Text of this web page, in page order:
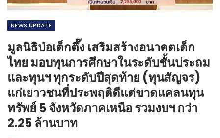
NEWS​ UPDATE
มูลนิธิป่อเต็กตึ๊ง เสริมสร้างอนาคตเด็ก
ไทย มอบทุนการศึกษาในระดับชั้นประถม
และทุนฯ ทุกระดับปีสุดท้าย (ทุนสัญจร)
แก่เยาวชนที่ประพฤติดีแต่ขาดแคลนทุน
ทรัพย์ 5 จังหวัดภาคเหนือ รวมงบฯ กว่า
2.25 ล้านบาท